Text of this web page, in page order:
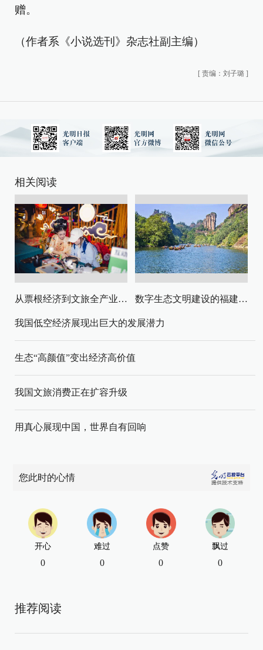
赠。
（作者系《小说选刊》杂志社副主编）
[ 责编：刘子璐 ]
相关阅读
从票根经济到文旅全产业链升级 数字生态文明建设的福建路径与启示
我国低空经济展现出巨大的发展潜力
生态“高颜值”变出经济高价值
我国文旅消费正在扩容升级
用真心展现中国，世界自有回响
您此时的心情
开心
0
难过
0
点赞
0
飘过
0
推荐阅读